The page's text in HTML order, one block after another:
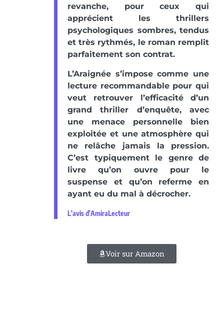
revanche, pour ceux qui
apprécient les thrillers
psychologiques sombres, tendus
et très rythmés, le roman remplit
parfaitement son contrat.
L’Araignée s’impose comme une
lecture recommandable pour qui
veut retrouver l’efficacité d’un
grand thriller d’enquête, avec
une menace personnelle bien
exploitée et une atmosphère qui
ne relâche jamais la pression.
C’est typiquement le genre de
livre qu’on ouvre pour le
suspense et qu’on referme en
ayant eu du mal à décrocher.
L'avis d'AmiraLecteur
Voir sur Amazon